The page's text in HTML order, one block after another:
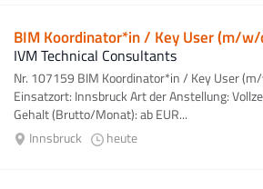
BIM Koordinator*in / Key User (m/
IVM Technical Consultants
Nr. 107159 BIM Koordinator*in / Key User
Einsatzort: Innsbruck Art der Anstellung:
Gehalt (Brutto/Monat): ab EUR...
Innsbruck
heute